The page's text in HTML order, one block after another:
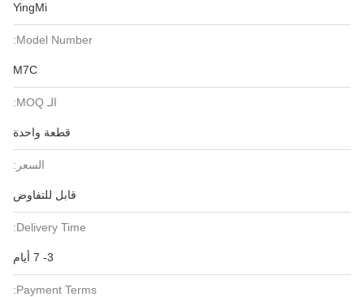
YingMi
Model Number:
M7C
الـ MOQ:
قطعة واحدة
السعر:
قابل للتفاوض
Delivery Time:
3- 7 أيام
Payment Terms: